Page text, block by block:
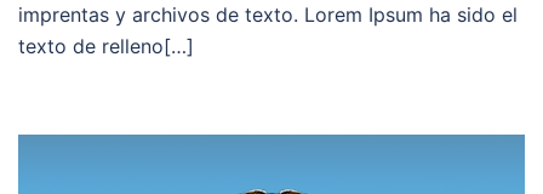
imprentas y archivos de texto. Lorem Ipsum ha sido el
texto de relleno[…]